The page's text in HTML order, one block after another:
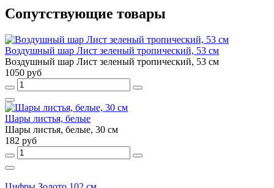
Сопутствующие товары
Воздушный шар Лист зеленый тропический, 53 см
Воздушный шар Лист зеленый тропический, 53 см
1050 руб
Шары листья, белые
Шары листья, белые, 30 см
182 руб